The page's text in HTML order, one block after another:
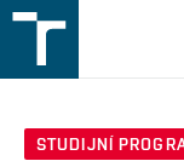
v
STUDIJNÍ